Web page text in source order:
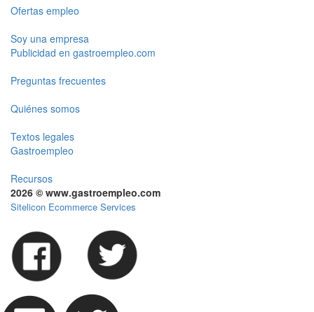
Ofertas empleo
Soy una empresa
Publicidad en gastroempleo.com
Preguntas frecuentes
Quiénes somos
Textos legales
Gastroempleo
Recursos
2026 © www.gastroempleo.com
Sitelicon Ecommerce Services